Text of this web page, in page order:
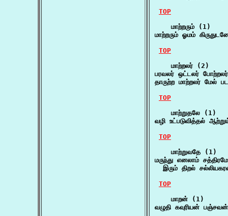
TOP
    மாற்றரும் (1)
மாற்றரும் ஓமம்
TOP
    மாற்றலர் (2)
பரவலர் ஒட்டலர்
தாருற்ற மாற்றலர் மேல்
TOP
    மாற்றுதலே (1)
வழி உட்படுவித்தல்
TOP
    மாற்றுவதே (1)
மருந்து எனலாம்
இரும் திறல்
TOP
    மாறன் (1)
வழுதி கவுரியன்